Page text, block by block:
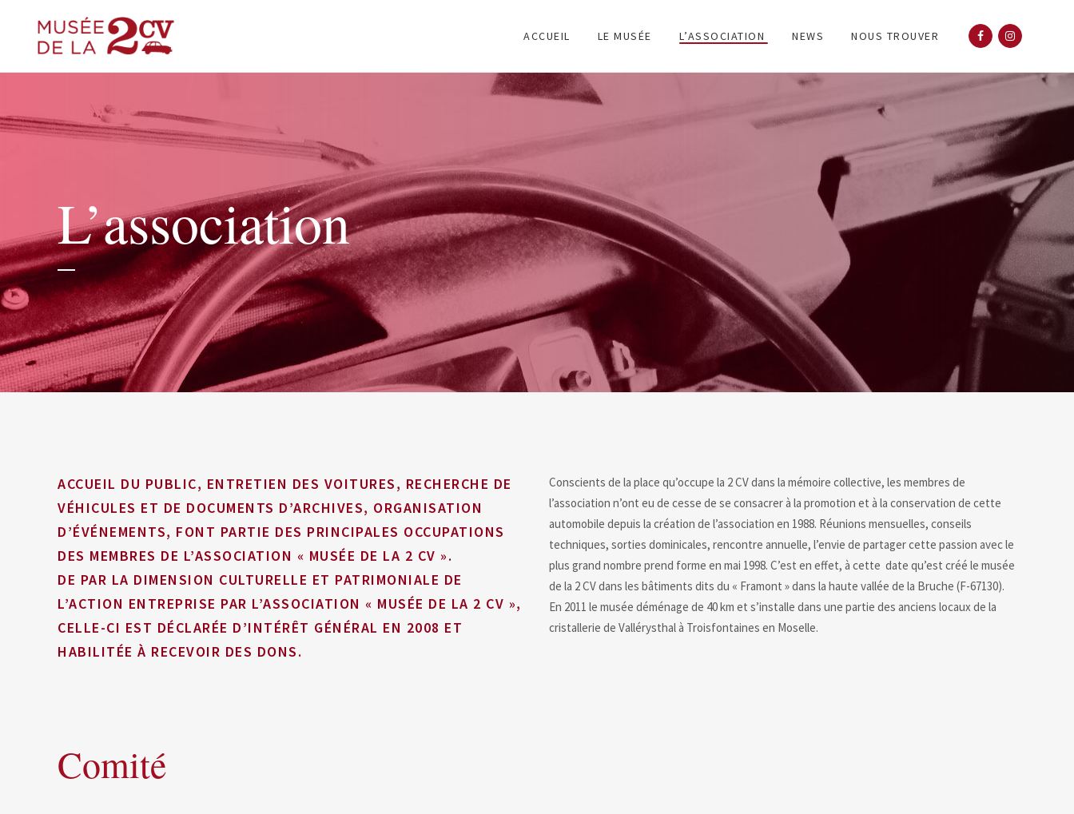
ACCUEIL LE MUSÉE L’ASSOCIATION NEWS NOUS TROUVER
L’association
ACCUEIL DU PUBLIC, ENTRETIEN DES VOITURES, RECHERCHE DE
VÉHICULES ET DE DOCUMENTS D’ARCHIVES, ORGANISATION
D’ÉVÉNEMENTS, FONT PARTIE DES PRINCIPALES OCCUPATIONS
DES MEMBRES DE L’ASSOCIATION « MUSÉE DE LA 2 CV ».
DE PAR LA DIMENSION CULTURELLE ET PATRIMONIALE DE
L’ACTION ENTREPRISE PAR L’ASSOCIATION « MUSÉE DE LA 2 CV »,
CELLE-CI EST DÉCLARÉE D’INTÉRÊT GÉNÉRAL EN 2008 ET
HABILITÉE À RECEVOIR DES DONS.
Conscients de la place qu’occupe la 2 CV dans la mémoire collective, les membres de
l’association n’ont eu de cesse de se consacrer à la promotion et à la conservation de cette
automobile depuis la création de l’association en 1988. Réunions mensuelles, conseils
techniques, sorties dominicales, rencontre annuelle, l’envie de partager cette passion avec le
plus grand nombre prend forme en mai 1998. C’est en effet, à cette date qu’est créé le musée
de la 2 CV dans les bâtiments dits du « Framont » dans la haute vallée de la Bruche (F-67130).
En 2011 le musée déménage de 40 km et s’installe dans une partie des anciens locaux de la
cristallerie de Vallérysthal à Troisfontaines en Moselle.
Comité